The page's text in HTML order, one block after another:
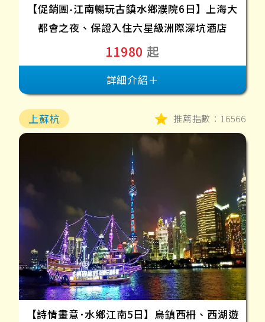
【促銷團-江南暢玩古鎮水鄉濮院6日】上海大
都會之夜、保證入住六星級洲際深坑酒店
11980 起
詳細介紹＋
上蘇杭 推薦指數：16566
【詩情畫意･水鄉江南5日】烏鎮西柵、西湖遊